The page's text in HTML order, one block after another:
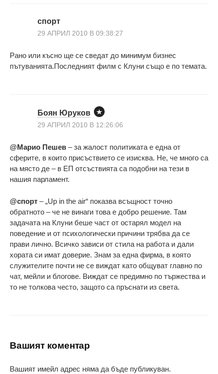
спорт
29 АПРИЛ 2010 В 09:38:27
Рано или късно ще се сведат до минимум бизнес
пътуванията.Последният филм с Клуни също е по темата.
Боян Юруков
29 АПРИЛ 2010 В 12:26:06
@Марио Пешев – за жалост политиката е една от
сферите, в които присъствието се изисква. Не, че много са
на място де – в ЕП отсъствията са подобни на тези в
нашия парламент.
@спорт – „Up in the air“ показва всъщност точно
обратното – че не винаги това е добро решение. Там
задачата на Клуни беше част от остарял модел на
поведение и от психологически причини трябва да се
прави лично. Всичко зависи от стила на работа и дали
хората си имат доверие. Знам за една фирма, в която
служителите почти не се виждат като общуват главно по
чат, мейли и блогове. Виждат се предимно по тържества и
то не толкова често, защото са пръснати из света.
Вашият коментар
Вашият имейл адрес няма да бъде публикуван.